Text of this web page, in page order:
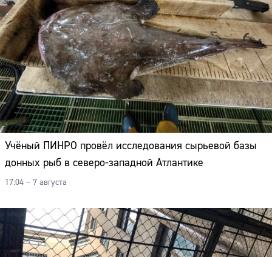
Учёный ПИНРО провёл исследования сырьевой базы
донных рыб в северо-западной Атлантике
17:04 – 7 августа